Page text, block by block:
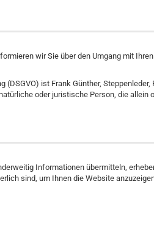
wir Sie über den Umgang mit
ist Frank Günther,
oder juristische Person, die
Informationen übermitteln,
sind, um Ihnen die Website